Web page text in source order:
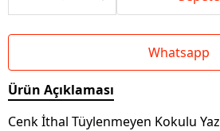
Whatsapp
Ürün Açıklaması
Cenk İthal Tüylenmeyen Kokulu